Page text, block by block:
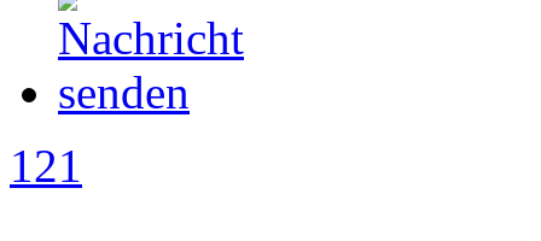
121